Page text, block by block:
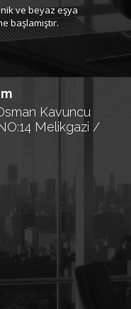
ve beyaz eşya
başlamıştır.
Kavuncu
Melikgazi /